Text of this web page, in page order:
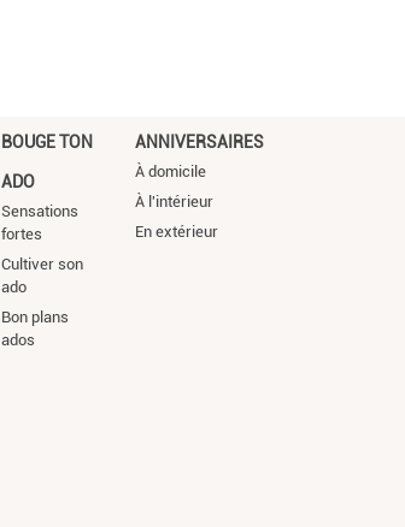
BOUGE TON
ADO
Sensations
fortes
Cultiver son
ado
Bon plans
ados
ANNIVERSAIRES
À domicile
À l'intérieur
En extérieur